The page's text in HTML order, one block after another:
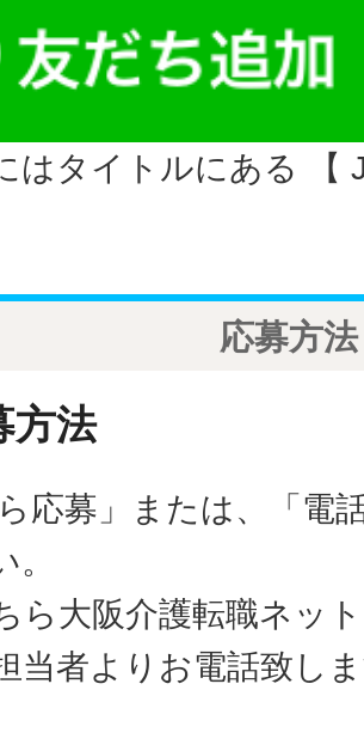
はタイトルにある 【
応募方法
方法
ら応募」または、「電
ら大阪介護転職ネッ
当者よりお電話致し